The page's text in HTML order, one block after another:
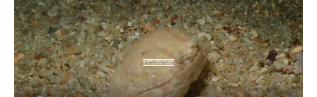
影
音
音
源
訊